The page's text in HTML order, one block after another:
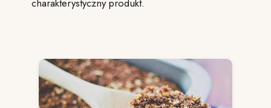
charakterystyczny produkt.